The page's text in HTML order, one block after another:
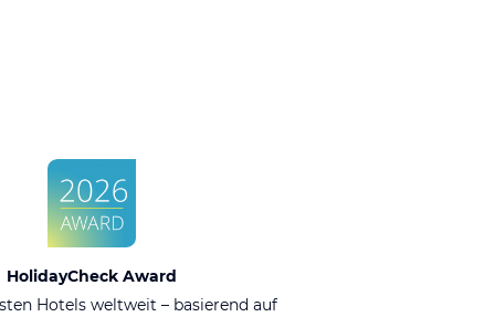
HolidayCheck Award
Hotels weltweit – basierend auf